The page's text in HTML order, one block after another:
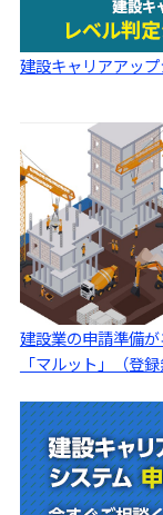
建設キャリアアッ
建設業の申請準備
「マルット」（登録